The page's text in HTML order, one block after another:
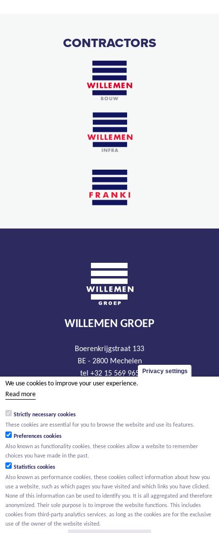
CONTRACTORS
WILLEMEN GROEP
Boerenkrijgstraat 133
BE - 2800 Mechelen
tel +32 15 569 965
groep@willemen.be
RLP Antwerp, department Mechelen
Privacy settings
We use cookies to improve your user experience.
Read more
Strictly necessary cookies
These cookies are essential for you to browse the website and use its features.
Preferences cookies
Also known as functionality cookies, these cookies allow a website to remember
choices you have made in the past.
Statistics cookies
Also known as performance cookies, these cookies collect information about how you
use a website, such as which pages you have visited and which links you have clicked.
None of this information can be used to identify you. It is all aggregated and therefore
anonymized. Their sole purpose is to improve the website functions. This includes
cookies from third-party analytics services, as long as the cookies are for the exclusive
use of the owner of the website visited.